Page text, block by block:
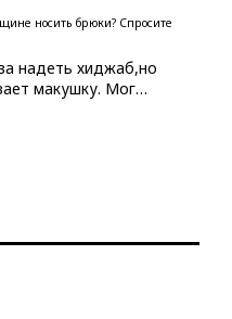
носить брюки? Спросите
надеть хиджаб,но
макушку. Мог…